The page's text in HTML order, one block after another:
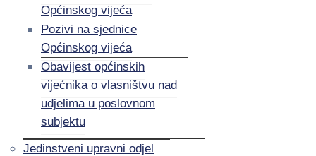
Općinskog vijeća
Pozivi na sjednice
Općinskog vijeća
Obavijest općinskih
vijećnika o vlasništvu nad
udjelima u poslovnom
subjektu
Jedinstveni upravni odjel